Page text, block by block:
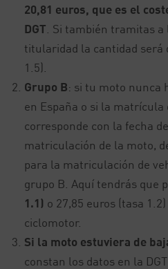
20,81 euros, que es el
DGT . Si también tramitas
titularidad la cantidad será
1.5).
Grupo B: si tu moto nunca
en España o si la matrícula
corresponde con la fecha
matriculación de la moto,
para la matriculación de
grupo B. Aquí tendrás que
1.1) o 27,85 euros (tasa
ciclomotor.
Si la moto estuviera de
constan los datos en la